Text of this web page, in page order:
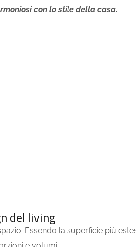
con lo stile della casa.
del living
Essendo la superficie più